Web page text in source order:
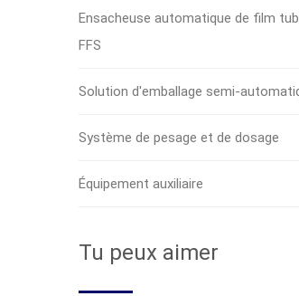
Ensacheuse automatique de film
FFS
Solution d'emballage semi-
Système de pesage et de dosage
Équipement auxiliaire
Tu peux aimer